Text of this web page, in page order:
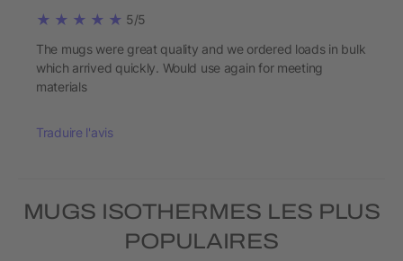
5/5
The mugs were great quality and we ordered loads in bulk
which arrived quickly. Would use again for meeting
materials
Traduire l'avis
MUGS ISOTHERMES LES PLUS
POPULAIRES